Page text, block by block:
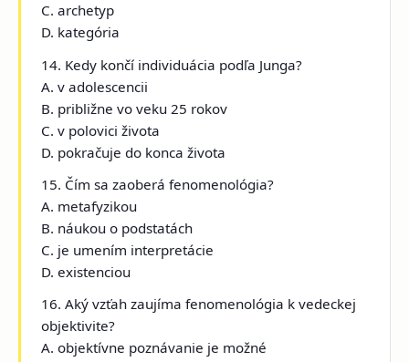
C. archetyp
D. kategória
14. Kedy končí individuácia podľa Junga?
A. v adolescencii
B. približne vo veku 25 rokov
C. v polovici života
D. pokračuje do konca života
15. Čím sa zaoberá fenomenológia?
A. metafyzikou
B. náukou o podstatách
C. je umením interpretácie
D. existenciou
16. Aký vzťah zaujíma fenomenológia k vedeckej
objektivite?
A. objektívne poznávanie je možné